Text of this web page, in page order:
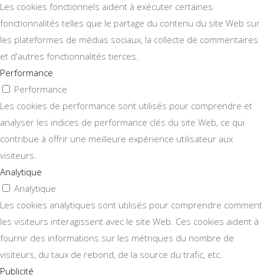
Les cookies fonctionnels aident à exécuter certaines
fonctionnalités telles que le partage du contenu du site Web sur
les plateformes de médias sociaux, la collecte de commentaires
et d'autres fonctionnalités tierces.
Performance
Performance
Les cookies de performance sont utilisés pour comprendre et
analyser les indices de performance clés du site Web, ce qui
contribue à offrir une meilleure expérience utilisateur aux
visiteurs.
Analytique
Analytique
Les cookies analytiques sont utilisés pour comprendre comment
les visiteurs interagissent avec le site Web. Ces cookies aident à
fournir des informations sur les métriques du nombre de
visiteurs, du taux de rebond, de la source du trafic, etc.
Publicité